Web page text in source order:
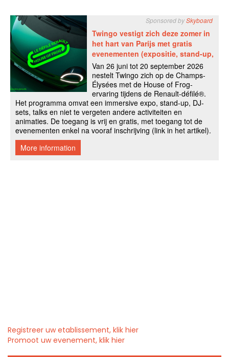
Registreer uw etablissement, klik hier
Promoot uw evenement, klik hier